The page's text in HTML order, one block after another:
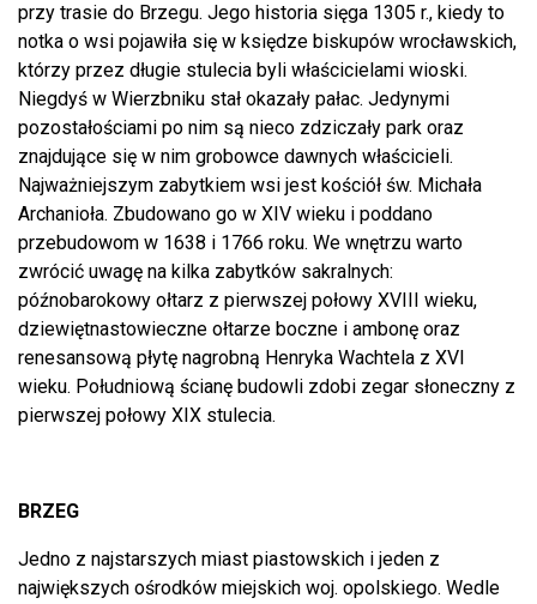
przy trasie do Brzegu. Jego historia sięga 1305 r., kiedy to
notka o wsi pojawiła się w księdze biskupów wrocławskich,
którzy przez długie stulecia byli właścicielami wioski.
Niegdyś w Wierzbniku stał okazały pałac. Jedynymi
pozostałościami po nim są nieco zdziczały park oraz
znajdujące się w nim grobowce dawnych właścicieli.
Najważniejszym zabytkiem wsi jest kościół św. Michała
Archanioła. Zbudowano go w XIV wieku i poddano
przebudowom w 1638 i 1766 roku. We wnętrzu warto
zwrócić uwagę na kilka zabytków sakralnych:
późnobarokowy ołtarz z pierwszej połowy XVIII wieku,
dziewiętnastowieczne ołtarze boczne i ambonę oraz
renesansową płytę nagrobną Henryka Wachtela z XVI
wieku. Południową ścianę budowli zdobi zegar słoneczny z
pierwszej połowy XIX stulecia.
BRZEG
Jedno z najstarszych miast piastowskich i jeden z
największych ośrodków miejskich woj. opolskiego. Wedle